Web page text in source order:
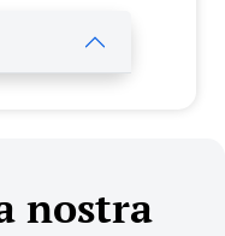
nostra